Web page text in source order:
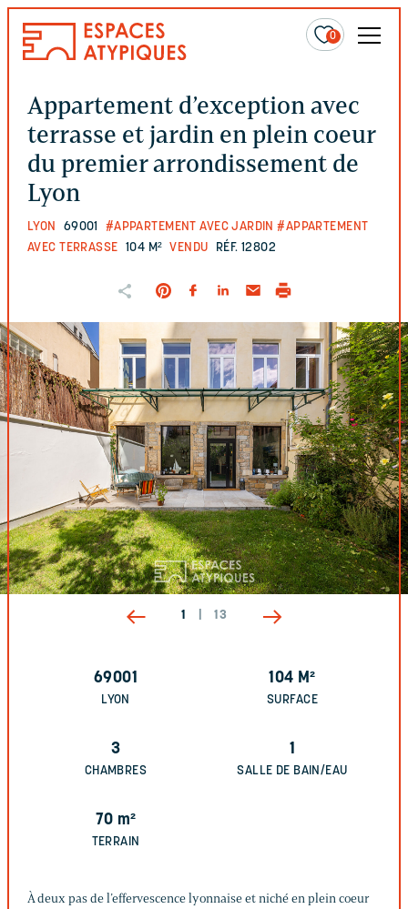
0
Appartement d’exception avec
terrasse et jardin en plein coeur
du premier arrondissement de
Lyon
LYON 69001 #APPARTEMENT AVEC JARDIN #APPARTEMENT
AVEC TERRASSE 104 M² VENDU RÉF. 12802
1 13
69001
LYON
104 M²
SURFACE
3
CHAMBRES
1
SALLE DE BAIN/EAU
70 m²
TERRAIN
À deux pas de l’effervescence lyonnaise et niché en plein coeur